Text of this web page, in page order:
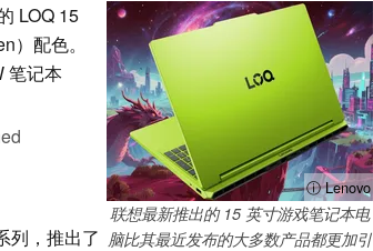
ⓘ Lenovo
联想最新推出的 15 英寸游戏笔记本电
脑比其最近发布的大多数产品都更加引
LOQ 15
配色。
笔记本
列，推出了